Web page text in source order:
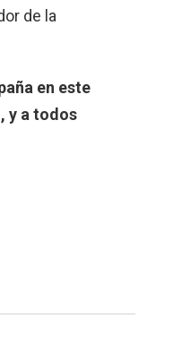
de la
en este
y a todos